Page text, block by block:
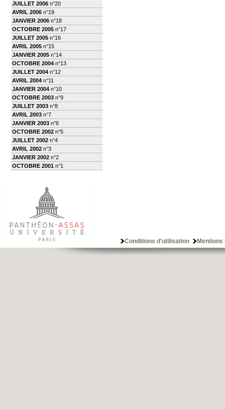
JUILLET 2006 n°20
AVRIL 2006 n°19
JANVIER 2006 n°18
OCTOBRE 2005 n°17
JUILLET 2005 n°16
AVRIL 2005 n°15
JANVIER 2005 n°14
OCTOBRE 2004 n°13
JUILLET 2004 n°12
AVRIL 2004 n°11
JANVIER 2004 n°10
OCTOBRE 2003 n°9
JUILLET 2003 n°8
AVRIL 2003 n°7
JANVIER 2003 n°6
OCTOBRE 2002 n°5
JUILLET 2002 n°4
AVRIL 2002 n°3
JANVIER 2002 n°2
OCTOBRE 2001 n°1
Conditions d'utilisation Mentions